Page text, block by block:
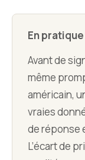
En pratique
Avant de
même
américain,
vraies
de réponse
L’écart de